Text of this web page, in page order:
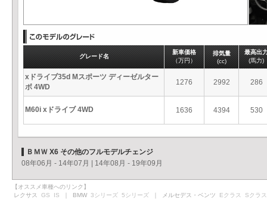
グレード名
新車価格
（万円）
排気量
(cc)
最高出
(馬力)
xドライブ35d Mスポーツ ディーゼルター
ボ 4WD
1276 2992 286
M60i xドライブ 4WD 1636 4394 530
ＢＭＷ X6 その他のフルモデルチェンジ
08年06月 - 14年07月
14年08月 - 19年09月
【オススメ車種へのリンク】
レクサス GS IS ｜ BMW 3シリーズ 5シリーズ ｜ メルセデス・ベンツ Eクラス Sクラス